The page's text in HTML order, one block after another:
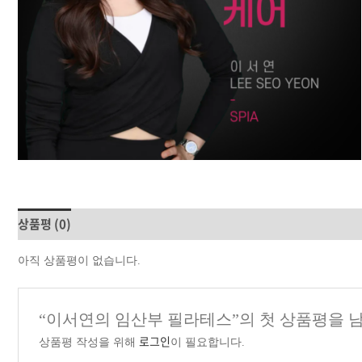
상품평 (0)
아직 상품평이 없습니다.
“이서연의 임산부 필라테스”의 첫 상품평을
상품평 작성을 위해로그인 이 필요합니다.